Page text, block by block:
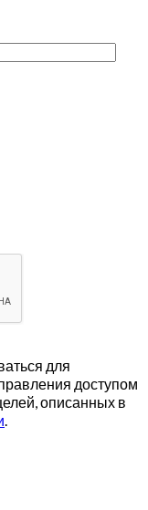
для
доступом
описанных в
.